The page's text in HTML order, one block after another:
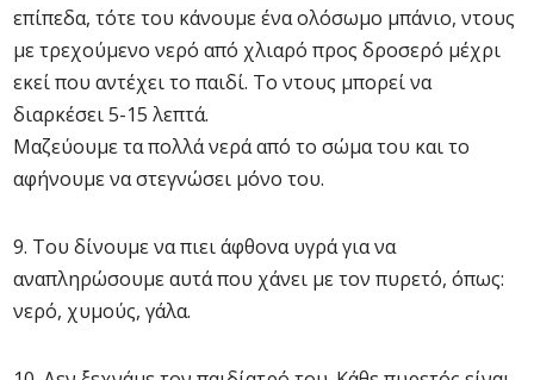
επίπεδα, τότε του κάνουμε ένα ολόσωμο μπάνιο, ντους
με τρεχούμενο νερό από χλιαρό προς δροσερό μέχρι
εκεί που αντέχει το παιδί. Το ντους μπορεί να
διαρκέσει 5-15 λεπτά.
Μαζεύουμε τα πολλά νερά από το σώμα του και το
αφήνουμε να στεγνώσει μόνο του.
9. Του δίνουμε να πιει άφθονα υγρά για να
αναπληρώσουμε αυτά που χάνει με τον πυρετό, όπως:
νερό, χυμούς, γάλα.